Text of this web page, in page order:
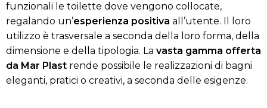
funzionali le toilette dove vengono collocate,
regalando un’esperienza positiva all’utente. Il loro
utilizzo è trasversale a seconda della loro forma, della
dimensione e della tipologia. La vasta gamma offerta
da Mar Plast rende possibile le realizzazioni di bagni
eleganti, pratici o creativi, a seconda delle esigenze.